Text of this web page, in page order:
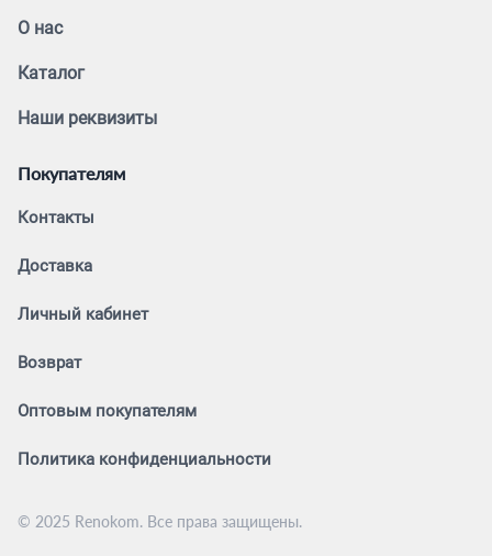
О нас
Каталог
Наши реквизиты
Покупателям
Контакты
Доставка
Личный кабинет
Возврат
Оптовым покупателям
Политика конфиденциальности
© 2025 Renokom. Все права защищены.